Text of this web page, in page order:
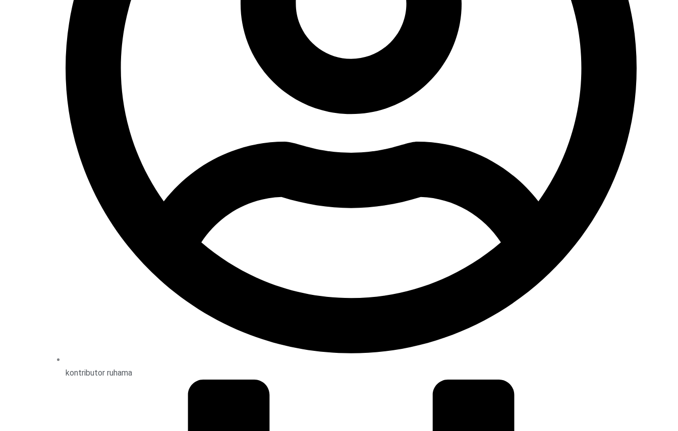
kontributor ruhama